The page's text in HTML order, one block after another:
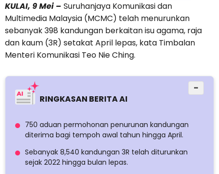
KULAI, 9 Mei – Suruhanjaya Komunikasi dan
Multimedia Malaysia (MCMC) telah menurunkan
sebanyak 398 kandungan berkaitan isu agama, raja
dan kaum (3R) setakat April lepas, kata Timbalan
Menteri Komunikasi Teo Nie Ching.
RINGKASAN BERITA AI
−
750 aduan permohonan penurunan kandungan
diterima bagi tempoh awal tahun hingga April.
Sebanyak 8,540 kandungan 3R telah diturunkan
sejak 2022 hingga bulan lepas.